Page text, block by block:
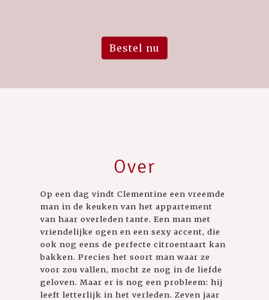
Bestel nu
Over
Op een dag vindt Clementine een vreemde
man in de keuken van het appartement
van haar overleden tante. Een man met
vriendelijke ogen en een sexy accent, die
ook nog eens de perfecte citroentaart kan
bakken. Precies het soort man waar ze
voor zou vallen, mocht ze nog in de liefde
geloven. Maar er is nog een probleem: hij
leeft letterlijk in het verleden. Zeven jaar